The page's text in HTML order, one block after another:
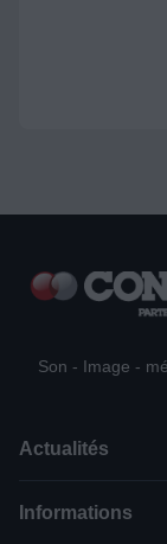
Son - Image -
Actualités
Informations